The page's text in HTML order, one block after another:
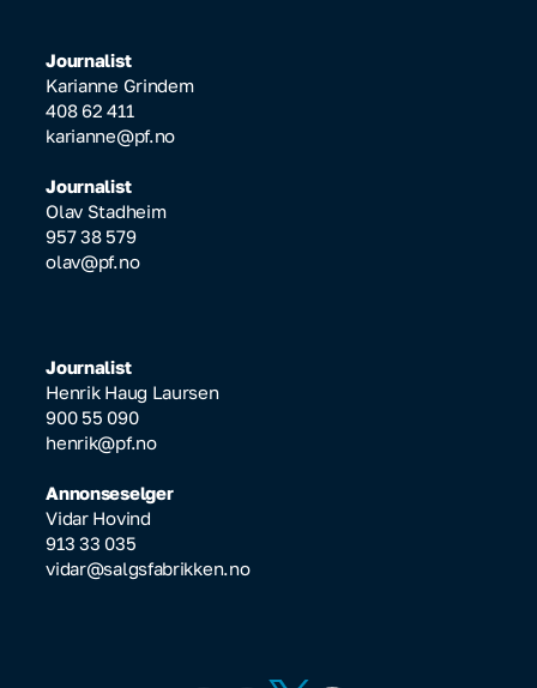
Journalist
Karianne Grindem
408 62 411
karianne@pf.no
Journalist
Olav Stadheim
957 38 579
olav@pf.no
Journalist
Henrik Haug Laursen
900 55 090
henrik@pf.no
Annonseselger
Vidar Hovind
913 33 035
vidar@salgsfabrikken.no